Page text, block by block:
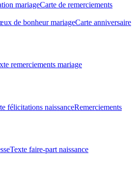
mariageCarte de remerciements
de bonheur mariageCarte anniversaire
remerciements mariage
félicitations naissanceRemerciements
Texte faire-part naissance